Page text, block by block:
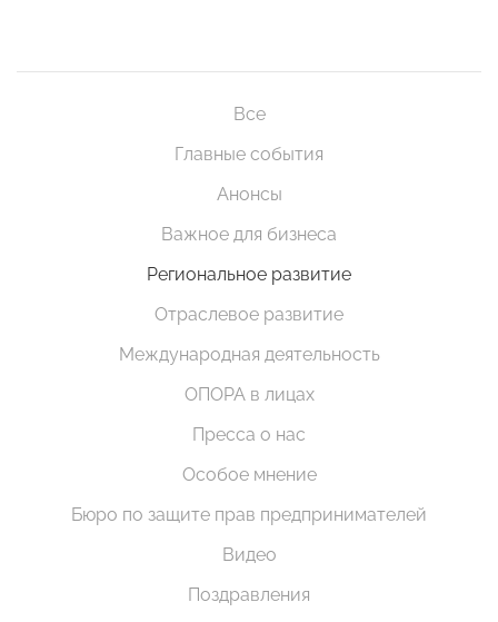
Все
Главные события
Анонсы
Важное для бизнеса
Региональное развитие
Отраслевое развитие
Международная деятельность
ОПОРА в лицах
Пресса о нас
Особое мнение
Бюро по защите прав предпринимателей
Видео
Поздравления